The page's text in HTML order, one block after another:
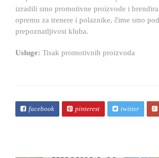
izradili smo promotivne proizvode i
opremu za trenere i polaznike, čime smo
prepoznatljivost kluba.
Usluge: Tisak promotivnih proizvoda
facebook pinterest twitter